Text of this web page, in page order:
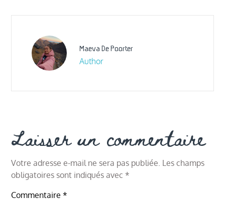
Maeva De Poorter
Author
Laisser un commentaire
Votre adresse e-mail ne sera pas publiée. Les champs
obligatoires sont indiqués avec *
Commentaire*